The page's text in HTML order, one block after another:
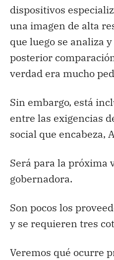
dispositivos
una imagen de alta
que luego se analiza
posterior
verdad era mucho
Sin embargo, está
entre las exigencias
social que encabeza,
Será para la próxima
gobernadora.
Son pocos los
y se requieren tres
Veremos qué ocurre